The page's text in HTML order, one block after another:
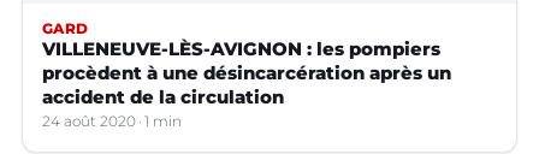
GARD
VILLENEUVE-LÈS-AVIGNON : les pompiers
procèdent à une désincarcération après un
accident de la circulation
24 août 2020 1 min